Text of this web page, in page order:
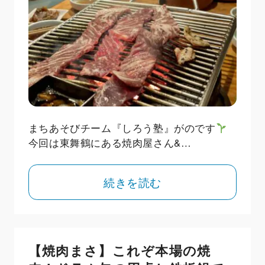
まちあそびチーム『しろう塾』がのです
今回は東舞鶴にある焼肉屋さん&…
続きを読む
【焼肉まさ】これぞ本場の焼